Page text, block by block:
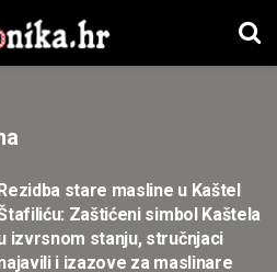
stare masline u Kaštel
Zaštićeni simbol Kaštela
izvrsnom stanju, stručnjaci
i izazove za maslinare